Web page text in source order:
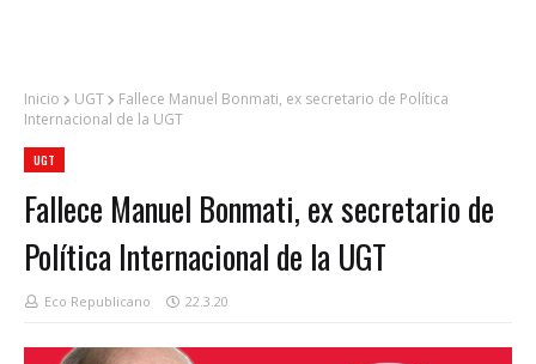
Inicio UGT
Fallece Manuel Bonmati, ex secretario de Política
Internacional de la UGT
UGT
Fallece Manuel Bonmati, ex secretario de
Política Internacional de la UGT
Eco Republicano 22.3.20